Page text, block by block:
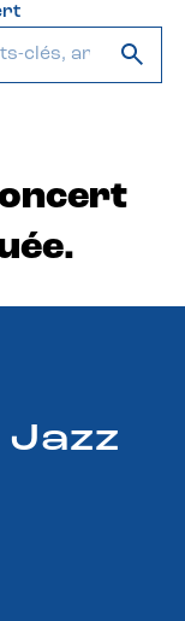
Jazz